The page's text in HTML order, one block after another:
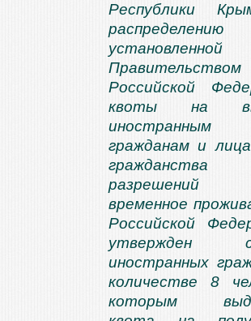
Республики
распределению
установленной
Правительством
Российской
квоты на
иностранным
гражданам и
гражданства
временное
Российской
утвержден
иностранных
количестве 8
которым